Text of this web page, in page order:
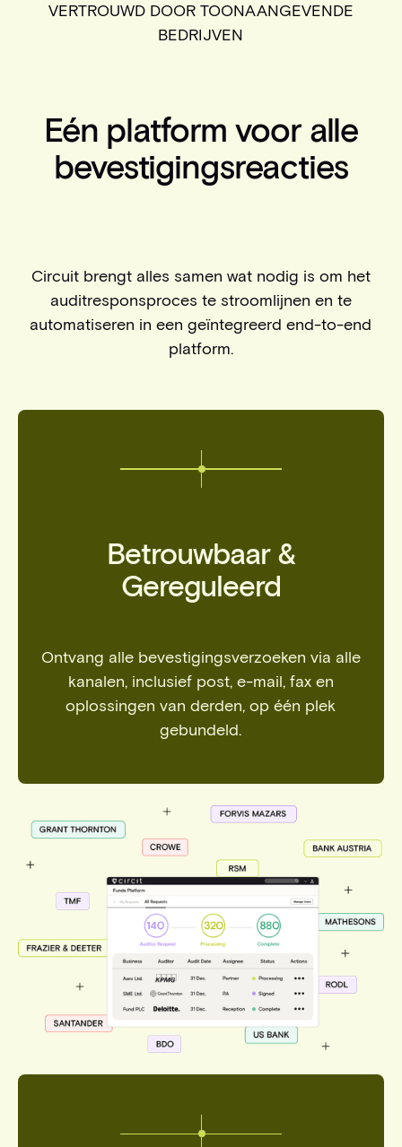
VERTROUWD DOOR TOONAANGEVENDE
BEDRIJVEN
Eén platform voor alle
bevestigingsreacties
Circuit brengt alles samen wat nodig is om het
auditresponsproces te stroomlijnen en te
automatiseren in een geïntegreerd end-to-end
platform.
Betrouwbaar &
Gereguleerd
Ontvang alle bevestigingsverzoeken via alle
kanalen, inclusief post, e-mail, fax en
oplossingen van derden, op één plek
gebundeld.